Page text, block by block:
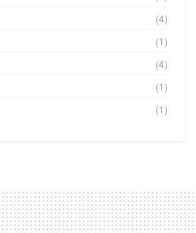
(4)
(1)
(4)
(1)
(1)